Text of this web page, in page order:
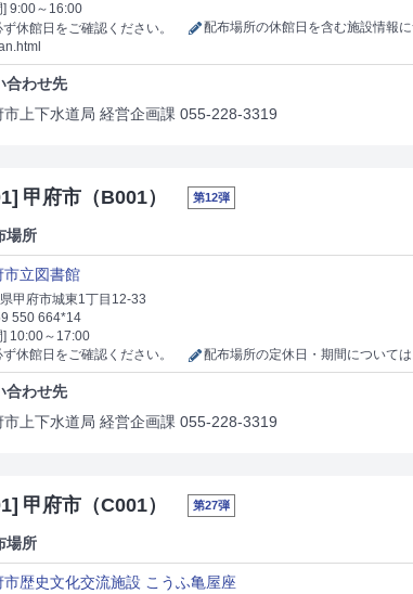
] 9:00～16:00
ず休館日をご確認ください。
配布場所の休館日を含む施設情報
合わせ先
市上下水道局 経営企画課 055-228-3319
甲府市（B001） 第12弾
場所
市立図書館
甲府市城東1丁目12-33
550 664*14
] 10:00～17:00
ず休館日をご確認ください。
配布場所の定休日・期間について
合わせ先
市上下水道局 経営企画課 055-228-3319
甲府市（C001） 第27弾
場所
市歴史文化交流施設 こうふ亀屋座